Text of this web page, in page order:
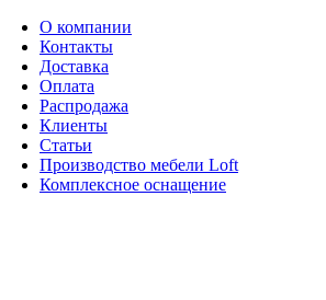
О компании
Контакты
Доставка
Оплата
Распродажа
Клиенты
Статьи
Производство мебели Loft
Комплексное оснащение